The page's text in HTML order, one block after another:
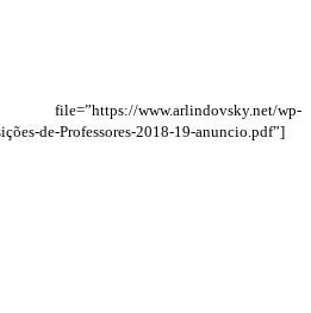
www.arlindovsky.net/wp-
de-Professores-2018-19-anuncio.pdf”]